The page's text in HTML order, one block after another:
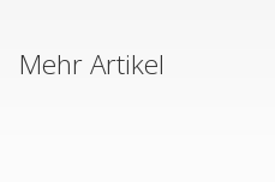
Mehr Artikel